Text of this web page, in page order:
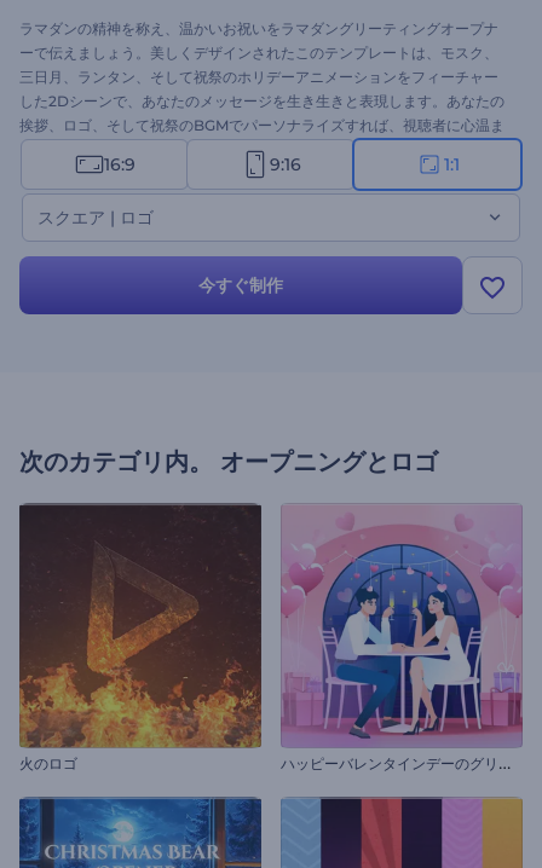
ラマダンの精神を称え、温かいお祝いをラマダングリーティングオープナ
ーで伝えましょう。美しくデザインされたこのテンプレートは、モスク、
三日月、ランタン、そして祝祭のホリデーアニメーションをフィーチャー
した2Dシーンで、あなたのメッセージを生き生きと表現します。あなたの
挨拶、ロゴ、そして祝祭のBGMでパーソナライズすれば、視聴者に心温ま
る動画を作成できます。ホリデーオープナー、グリーティングビデオ、特
別なお知らせ、イベント招待状などに最適です。今すぐ作成しましょう！
16:9 9:16 1:1
スクエア | ロゴ
今すぐ制作
次のカテゴリ内。 オープニングとロゴ
火のロゴ ハ
ッピーバレンタインデーのグリーティング